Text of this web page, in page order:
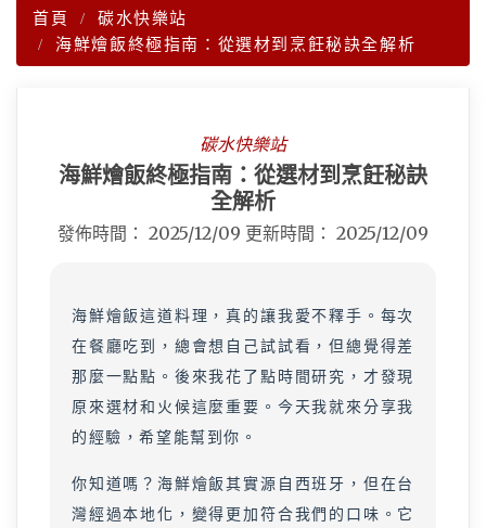
首頁
碳水快樂站
海鮮燴飯終極指南：從選材到烹飪秘訣全解析
碳水快樂站
海鮮燴飯終極指南：從選材到烹飪秘訣
全解析
發佈時間： 2025/12/09 更新時間： 2025/12/09
海鮮燴飯這道料理，真的讓我愛不釋手。每次
在餐廳吃到，總會想自己試試看，但總覺得差
那麼一點點。後來我花了點時間研究，才發現
原來選材和火候這麼重要。今天我就來分享我
的經驗，希望能幫到你。
你知道嗎？海鮮燴飯其實源自西班牙，但在台
灣經過本地化，變得更加符合我們的口味。它